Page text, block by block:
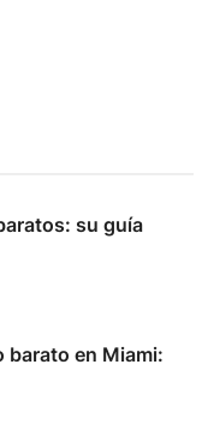
su guía
barato en Miami: